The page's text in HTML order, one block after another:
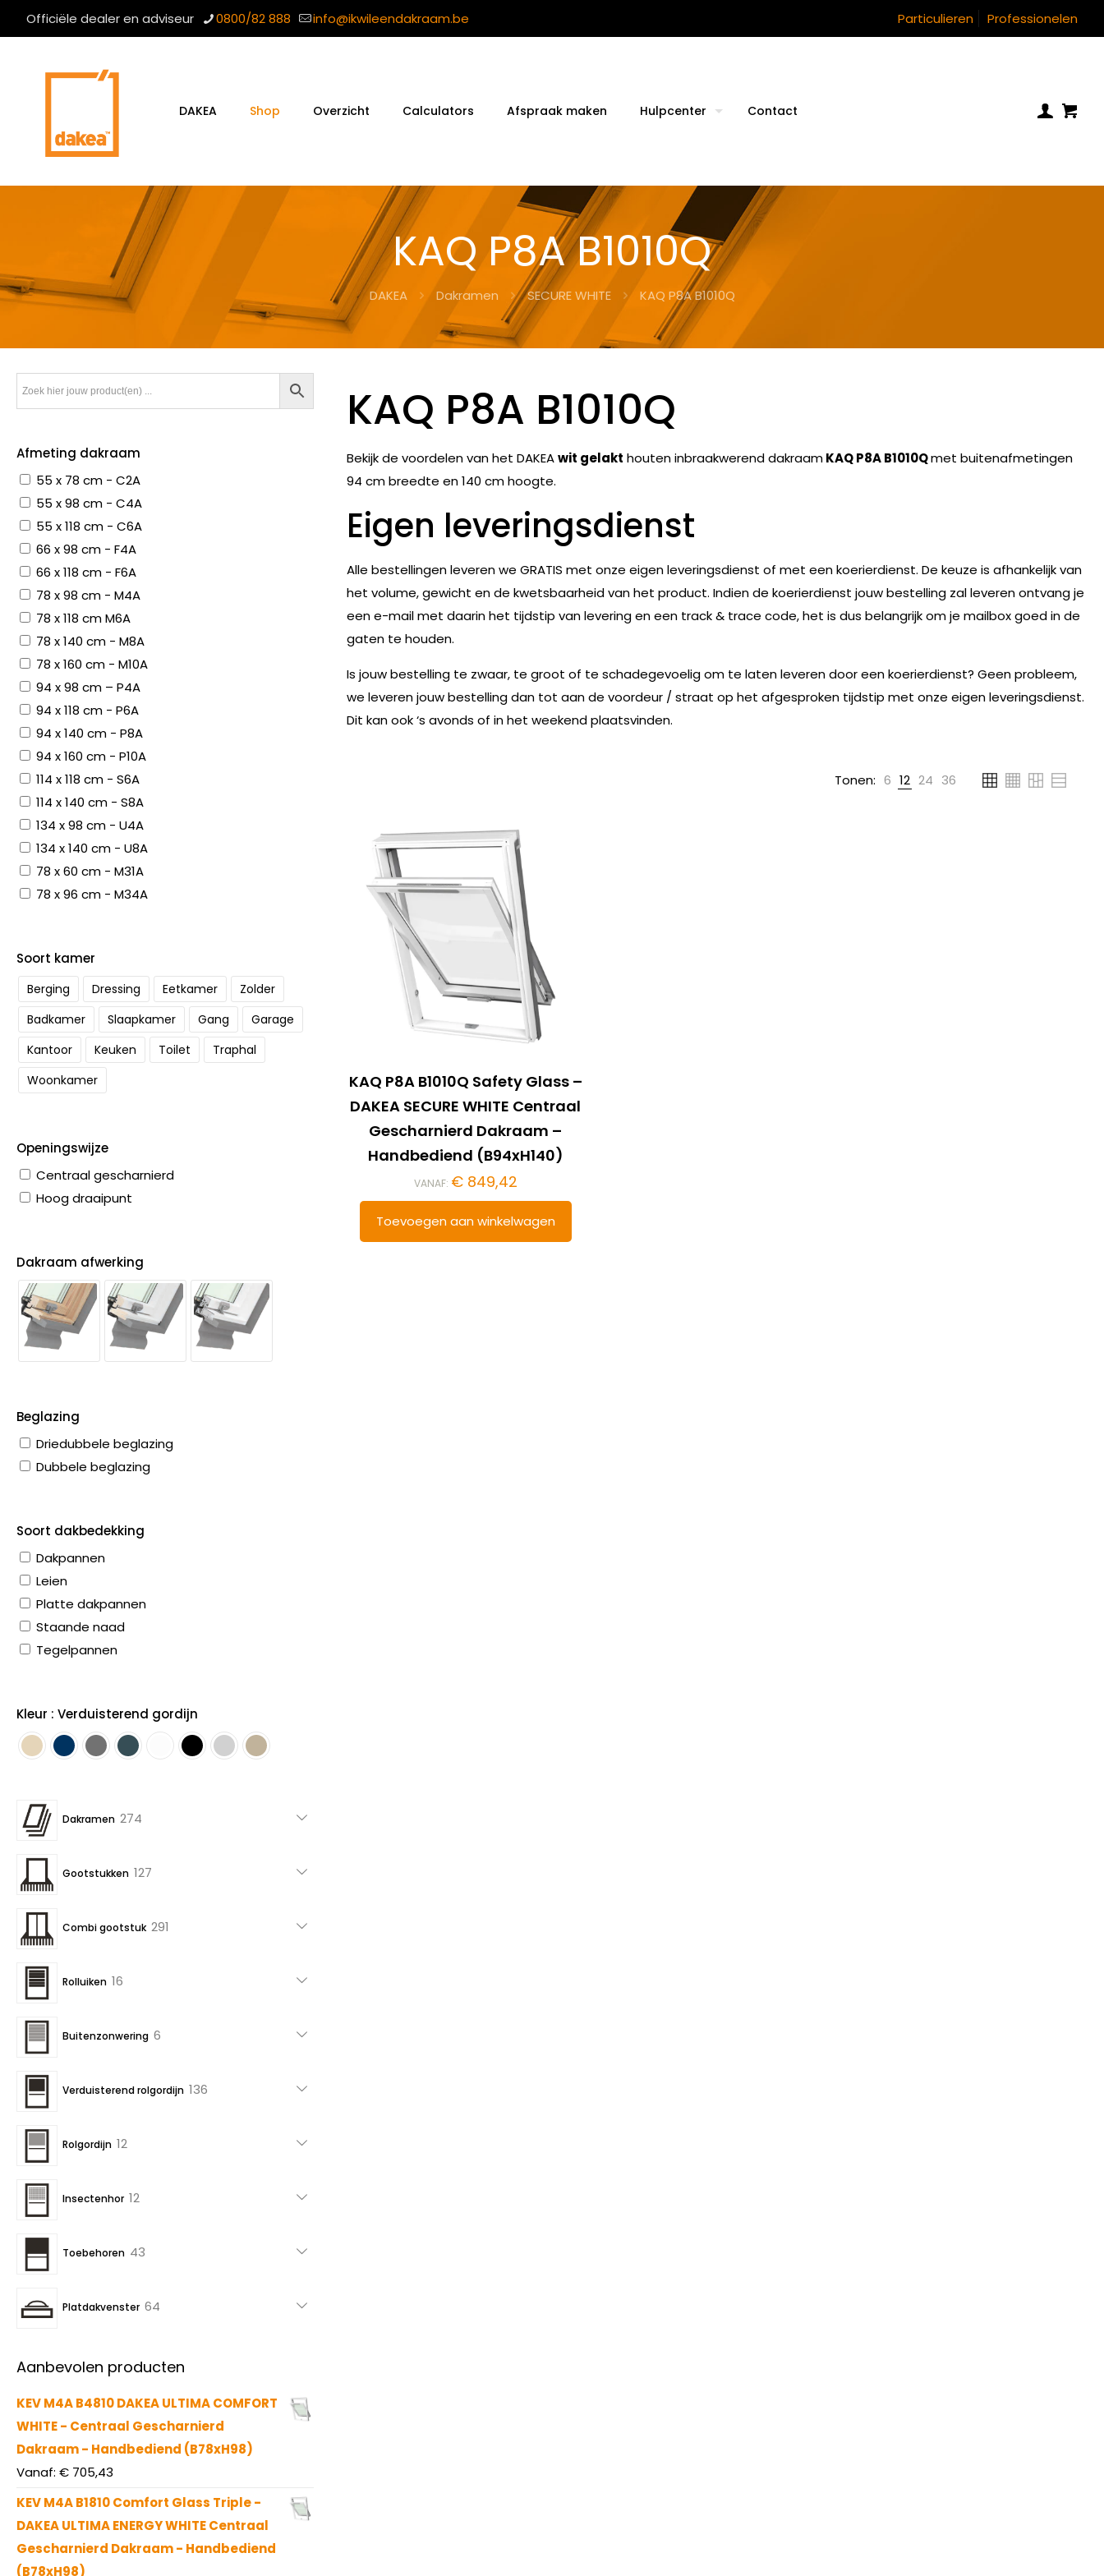
Officiële dealer en adviseur 0800/82 888 info@ikwileendakraam.be Particulieren Professionelen
DAKEA Shop Overzicht Calculators Afspraak maken Hulpcenter Contact
KAQ P8A B1010Q
DAKEA Dakramen SECURE WHITE KAQ P8A B1010Q
KAQ P8A B1010Q
Bekijk de voordelen van het DAKEAwit gelakt houten inbraakwerend dakraamKAQ P8A B1010Qmet buitenafmetingen
94 cm breedte en 140 cm hoogte.
Eigen leveringsdienst
Alle bestellingen leveren we GRATIS met onze eigen leveringsdienst of met een koerierdienst. De keuze is afhankelijk van
het volume, gewicht en de kwetsbaarheid van het product. Indien de koerierdienst jouw bestelling zal leveren ontvang je
een e-mail met daarin het tijdstip van levering en een track & trace code, het is dus belangrijk om je mailbox goed in de
gaten te houden.
Is jouw bestelling te zwaar, te groot of te schadegevoelig om te laten leveren door een koerierdienst? Geen probleem,
we leveren jouw bestelling dan tot aan de voordeur / straat op het afgesproken tijdstip met onze eigen leveringsdienst.
Dit kan ook ‘s avonds of in het weekend plaatsvinden.
Tonen: 6 12 24 36
KAQ P8A B1010Q Safety Glass –
DAKEA SECURE WHITE Centraal
Gescharnierd Dakraam –
Handbediend (B94xH140)
VANAF: €849,42
Toevoegen aan winkelwagen
Afmeting dakraam
55 x 78 cm - C2A
55 x 98 cm - C4A
55 x 118 cm - C6A
66 x 98 cm - F4A
66 x 118 cm - F6A
78 x 98 cm - M4A
78 x 118 cm M6A
78 x 140 cm - M8A
78 x 160 cm - M10A
94 x 98 cm – P4A
94 x 118 cm - P6A
94 x 140 cm - P8A
94 x 160 cm - P10A
114 x 118 cm - S6A
114 x 140 cm - S8A
134 x 98 cm - U4A
134 x 140 cm - U8A
78 x 60 cm - M31A
78 x 96 cm - M34A
Soort kamer
Berging Dressing Eetkamer
Zolder
Badkamer
Slaapkamer Gang
Garage
Kantoor
Keuken Toilet
Traphal
Woonkamer
Openingswijze
Centraal gescharnierd
Hoog draaipunt
Dakraam afwerking
Beglazing
Driedubbele beglazing
Dubbele beglazing
Soort dakbedekking
Dakpannen
Leien
Platte dakpannen
Staande naad
Tegelpannen
Kleur : Verduisterend gordijn
Dakramen 274
Gootstukken 127
Combi gootstuk 291
Rolluiken 16
Buitenzonwering 6
Verduisterend rolgordijn 136
Rolgordijn 12
Insectenhor 12
Toebehoren 43
Platdakvenster 64
Aanbevolen producten
KEV M4A B4810 DAKEA ULTIMA COMFORT
WHITE - Centraal Gescharnierd
Dakraam - Handbediend (B78xH98)
Vanaf: € 705,43
KEV M4A B1810 Comfort Glass Triple -
DAKEA ULTIMA ENERGY WHITE Centraal
Gescharnierd Dakraam - Handbediend
(B78xH98)